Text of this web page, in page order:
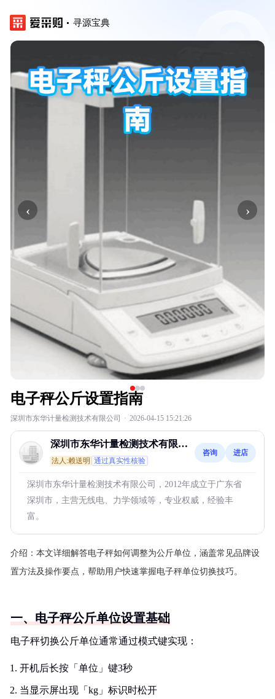
寻源宝典
‹ ›
电子秤公斤设置指南
深圳市东华计量检测技术有限公司 · 2026-04-15 15:21:26
深圳市东华计量检测技术有限公
司
法人:赖送明 通过真实性核验
咨询 进店
深圳市东华计量检测技术有限公司，2012年成立于广东省
深圳市，主营无线电、力学领域等，专业权威，经验丰
富。
介绍： 本文详细解答电子秤如何调整为公斤单位，涵盖常见品牌设
置方法及操作要点，帮助用户快速掌握电子秤单位切换技巧。
一、电子秤公斤单位设置基础
电子秤切换公斤单位通常通过模式键实现：
开机后长按「单位」键3秒
当显示屏出现「kg」标识时松开